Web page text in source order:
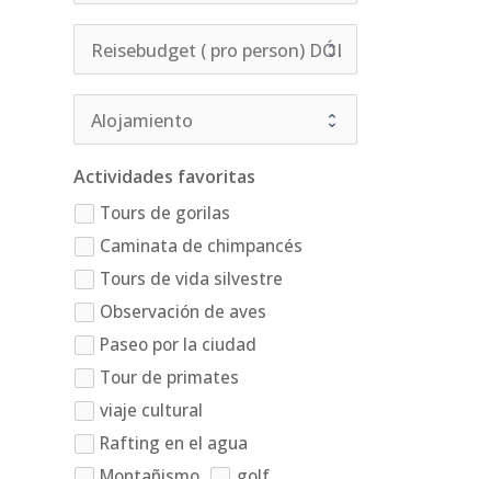
Actividades favoritas
Tours de gorilas
Caminata de chimpancés
Tours de vida silvestre
Observación de aves
Paseo por la ciudad
Tour de primates
viaje cultural
Rafting en el agua